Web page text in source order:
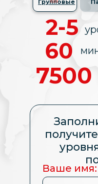
Групповые
2-5
60
7500
Ваше имя:
Групповые
2-5
60
7500
Ваше имя: